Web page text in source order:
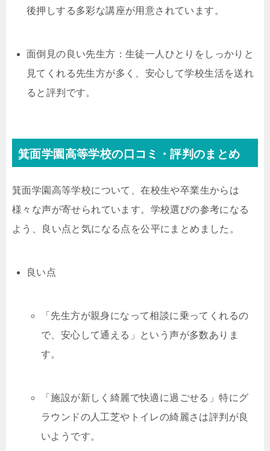
後押しする多彩な講座が用意されています。
面倒見の良い先生方：生徒一人ひとりをしっかりと
見てくれる先生方が多く、安心して学校生活を送れ
ると評判です。
箕面学園高等学校の口コミ・評判のまとめ
箕面学園高等学校について、在校生や卒業生からは
様々な声が寄せられています。学校選びの参考になる
よう、良い点と気になる点を公平にまとめました。
良い点
「先生方が親身になって相談に乗ってくれるの
で、安心して通える」という声が多数ありま
す。
「施設が新しく綺麗で快適に過ごせる」特にグ
ラウンドの人工芝やトイレの綺麗さは評判が良
いようです。